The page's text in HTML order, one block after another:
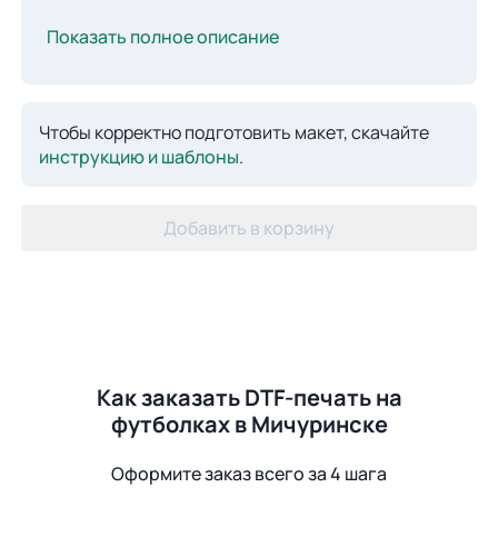
Показать полное описание
Чтобы корректно подготовить макет, скачайте
инструкцию и шаблоны.
Добавить в корзину
Как заказать DTF-печать на
футболках в Мичуринске
Оформите заказ всего за 4 шага